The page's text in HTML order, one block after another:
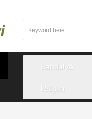
Sandalye
İletişim